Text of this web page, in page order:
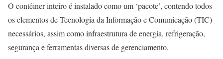
O contêiner inteiro é instalado como um ‘pacote’, contendo todos
os elementos de Tecnologia da Informação e Comunicação (TIC)
necessários, assim como infraestrutura de energia, refrigeração,
segurança e ferramentas diversas de gerenciamento.